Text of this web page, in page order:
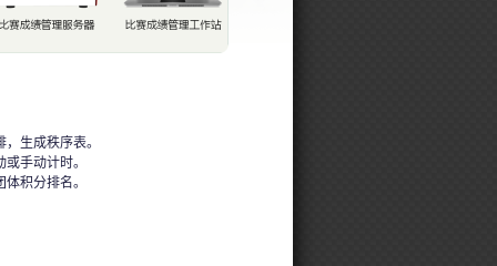
生成秩序表。
手动计时。
积分排名。